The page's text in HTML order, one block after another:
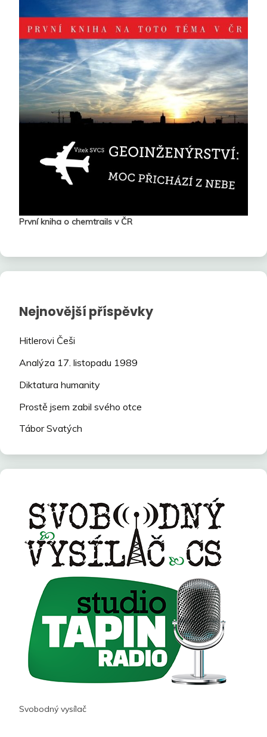
První kniha o chemtrails v ČR
Nejnovější příspěvky
Hitlerovi Češi
Analýza 17. listopadu 1989
Diktatura humanity
Prostě jsem zabil svého otce
Tábor Svatých
Svobodný vysílač